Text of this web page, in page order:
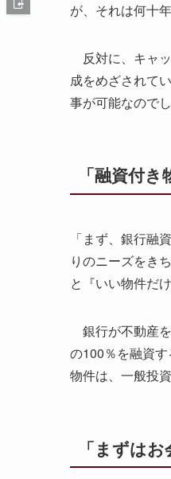
が、それは何十
反対に、キャ
成をめざされて
事が可能なので
「融資付
「まず、銀行融
りのニーズをき
と『いい物件だ
銀行が不動産
の100％を融資
物件は、一般投
「まずは